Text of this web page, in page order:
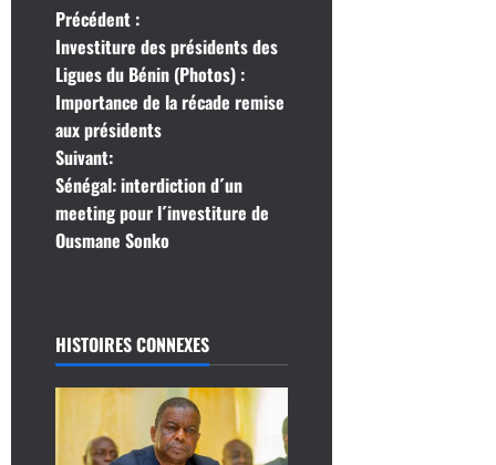
N
a
v
i
g
a
i
o
Précédent :
Investiture des présidents des
Ligues du Bénin (Photos) :
Importance de la récade remise
aux présidents
Suivant:
Sénégal: interdiction d´un
meeting pour l´investiture de
Ousmane Sonko
HISTOIRES CONNEXES